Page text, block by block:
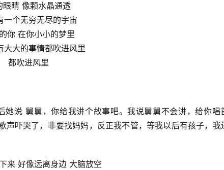
眼睛 像颗水晶通透
一个无穷无尽的宇宙
你 在你小小的梦里
大大的事情都吹进风里
都吹进风里
说 舅舅，你给我讲个故事吧。我说舅舅不会讲，给你唱
吓哭了，非要找妈妈，反正我不管，等我以后有孩子，我
来 好像远离身边 大脑放空